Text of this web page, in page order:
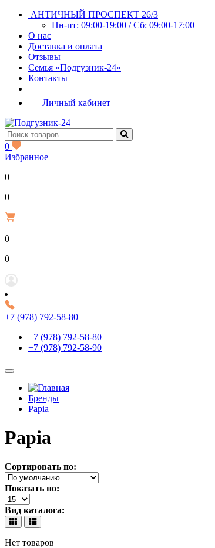
АНТИЧНЫЙ ПРОСПЕКТ 26/3
Пн-пт: 09:00-19:00 / Сб: 09:00-17:00
О нас
Доставка и оплата
Отзывы
Семья «Подгузник-24»
Контакты
Личный кабинет
0
Избранное
0
0Р
0
0Р
+7 (978) 792-58-80
+7 (978) 792-58-80
+7 (978) 792-58-90
Бренды
Papia
Papia
Сортировать по:
Показать по:
Вид каталога:
Нет товаров